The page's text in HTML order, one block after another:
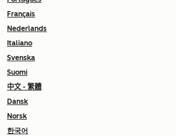
Français
Nederlands
Italiano
Svenska
Suomi
中文 - 繁體
Dansk
Norsk
한국어